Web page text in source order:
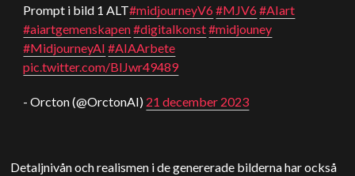
Prompt i bild 1 ALT#midjourneyV6#MJV6#AIart
#aiartgemenskapen#digitalkonst#midjouney
#MidjourneyAI #AIAArbete
pic.twitter.com/BIJwr49489
- Orcton (@OrctonAI) 21 december 2023
Detaljnivån och realismen i de genererade bilderna har också